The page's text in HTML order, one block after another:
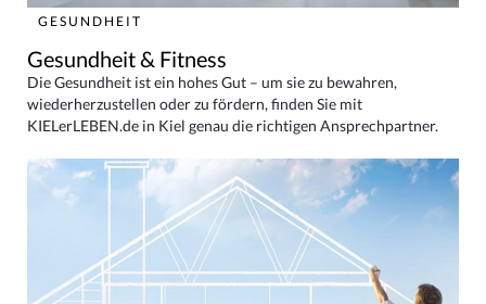
GESUNDHEIT
Gesundheit & Fitness
Die Gesundheit ist ein hohes Gut – um sie zu bewahren,
wiederherzustellen oder zu fördern, finden Sie mit
KIELerLEBEN.de in Kiel genau die richtigen Ansprechpartner.